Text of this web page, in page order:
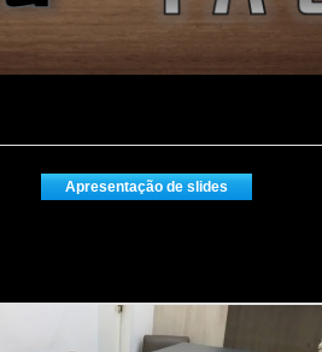
Apresentação de slides